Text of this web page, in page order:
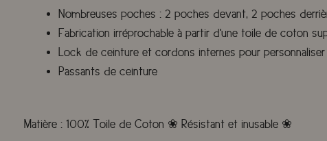
Nombreuses poches : 2 poches devant, 2 poches
Fabrication irréprochable à partir d'une toile de coton
Lock de ceinture et cordons internes pour
Passants de ceinture
Matière : 100% Toile de Coton ❀ Résistant et inusable ❀